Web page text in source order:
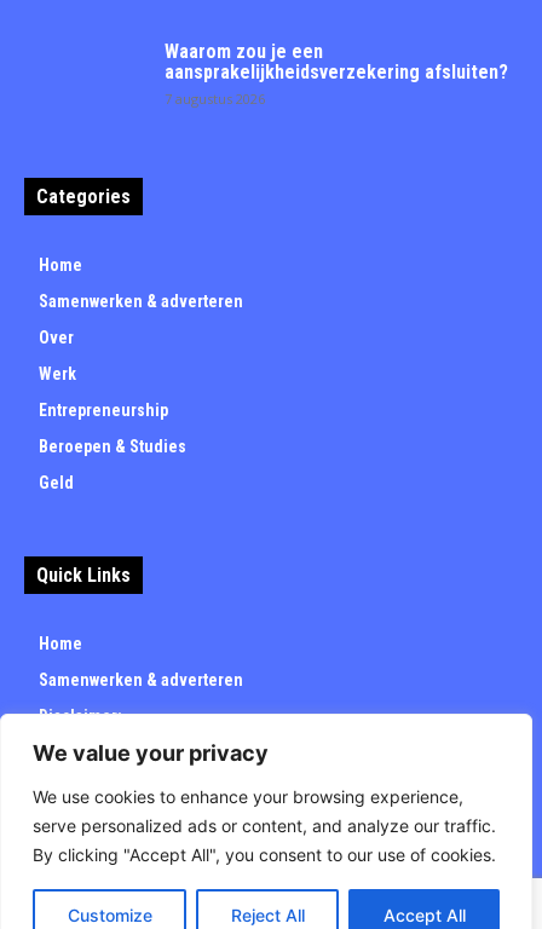
We value your privacy
We use cookies to enhance your browsing experience,
serve personalized ads or content, and analyze our traffic.
By clicking "Accept All", you consent to our use of cookies.
Customize Reject All Accept All
Waarom zou je een
aansprakelijkheidsverzekering afsluiten?
7 augustus 2026
Categories
Home
Samenwerken & adverteren
Over
Werk
Entrepreneurship
Beroepen & Studies
Geld
Quick Links
Home
Samenwerken & adverteren
Disclaimer:
Over
Privacybeleid